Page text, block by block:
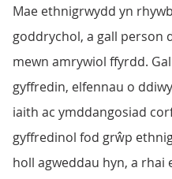
Mae ethnigrwydd yn
goddrychol, a gall person
mewn amrywiol ffyrdd.
gyffredin, elfennau o
iaith ac ymddangosiad
gyffredinol fod grŵp
holl agweddau hyn, a rhai